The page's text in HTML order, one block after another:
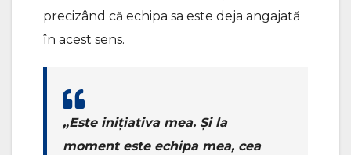
precizând că echipa sa este deja angajată
în acest sens.
„Este inițiativa mea. Și la
moment este echipa mea, cea